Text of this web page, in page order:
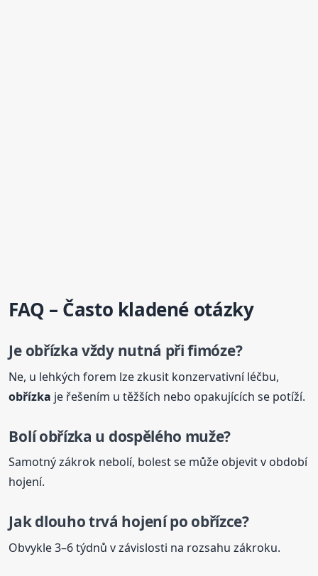
FAQ – Často kladené otázky
Je obřízka vždy nutná při fimóze?
Ne, u lehkých forem lze zkusit konzervativní léčbu,
obřízka je řešením u těžších nebo opakujících se potíží.
Bolíobřízka u dospělého muže?
Samotný zákrok nebolí, bolest se může objevit v období
hojení.
Jak dlouho trvá hojení po obřízce?
Obvykle 3–6 týdnů v závislosti na rozsahu zákroku.